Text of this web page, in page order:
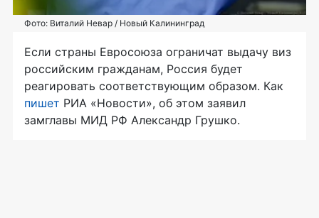
Фото: Виталий Невар / Новый Калининград
Если страны Евросоюза ограничат выдачу виз
российским гражданам, Россия будет
реагировать соответствующим образом. Как
пишет РИА «Новости», об этом заявил
замглавы МИД РФ Александр Грушко.